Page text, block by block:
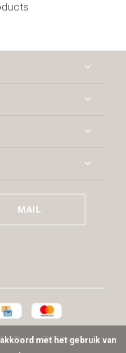
MAIL
xPlus+ -RSS-feed
met het gebruik van